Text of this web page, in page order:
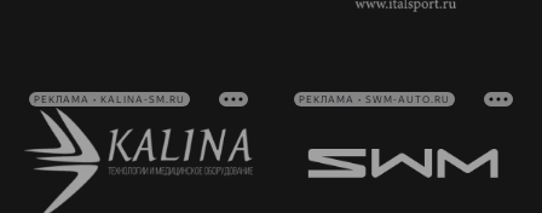
РЕКЛАМА • KALINA-SM.RU РЕКЛАМА • SWM-AUTO.RU